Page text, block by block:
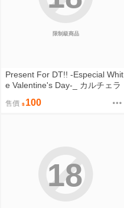
限制級商品
Present For DT!! -Especial Whit
e Valentine's Day-_ カルチェラ
售價 100
18